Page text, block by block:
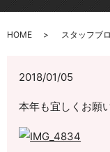
HOME スタッフブ
2018/01/05
本年も宜しくお願